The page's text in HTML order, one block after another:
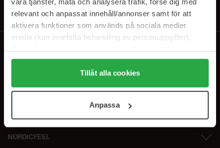
relevant och anpassat innehåll/annonser samt för att
aktivera funktioner som används på sociala medier
media (kan innefatta behandling av personuppgifter).
Genom att trycka på "Tillåt alla cookies" accepterar du
alla cookies, medan du under "Detaljer" kan anpassa
användningen av cookies. Du kan när som helst återkalla
samt vår Integritetspolicy.
Tillåt alla cookies
Anpassa
Ved å abonnere godtar du vårpersonvernerklæring. Du kan melde deg
av når som helst.
NORDICFEEL